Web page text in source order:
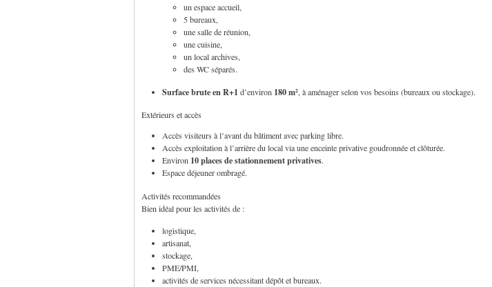
un espace accueil,
5 bureaux,
une salle de réunion,
une cuisine,
un local archives,
des WC séparés.
Surface brute en R+1 d’environ 180 m², à aménager selon vos besoins (bureaux ou stockage).
Extérieurs et accès
Accès visiteurs à l’avant du bâtiment avec parking libre.
Accès exploitation à l’arrière du local via une enceinte privative goudronnée et clôturée.
Environ 10 places de stationnement privatives.
Espace déjeuner ombragé.
Activités recommandées
Bien idéal pour les activités de :
logistique,
artisanat,
stockage,
PME/PMI,
activités de services nécessitant dépôt et bureaux.